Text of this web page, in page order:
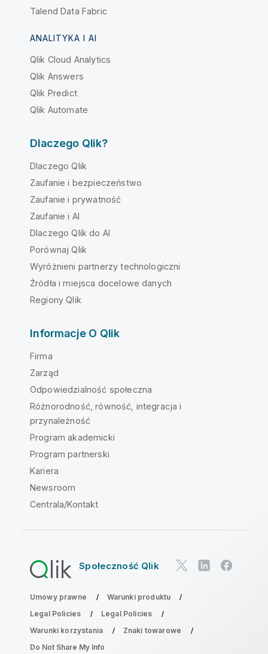
Talend Data Fabric
ANALITYKA I AI
Qlik Cloud Analytics
Qlik Answers
Qlik Predict
Qlik Automate
Dlaczego Qlik?
Dlaczego Qlik
Zaufanie i bezpieczeństwo
Zaufanie i prywatność
Zaufanie i AI
Dlaczego Qlik do AI
Porównaj Qlik
Wyróżnieni partnerzy technologiczni
Źródła i miejsca docelowe danych
Regiony Qlik
Informacje O Qlik
Firma
Zarząd
Odpowiedzialność społeczna
Różnorodność, równość, integracja i
przynależność
Program akademicki
Program partnerski
Kariera
Newsroom
Centrala/Kontakt
Społeczność Qlik
Umowy prawne
Warunki produktu
Legal Policies
Legal Policies
Warunki korzystania
Znaki towarowe
Do Not Share My Info